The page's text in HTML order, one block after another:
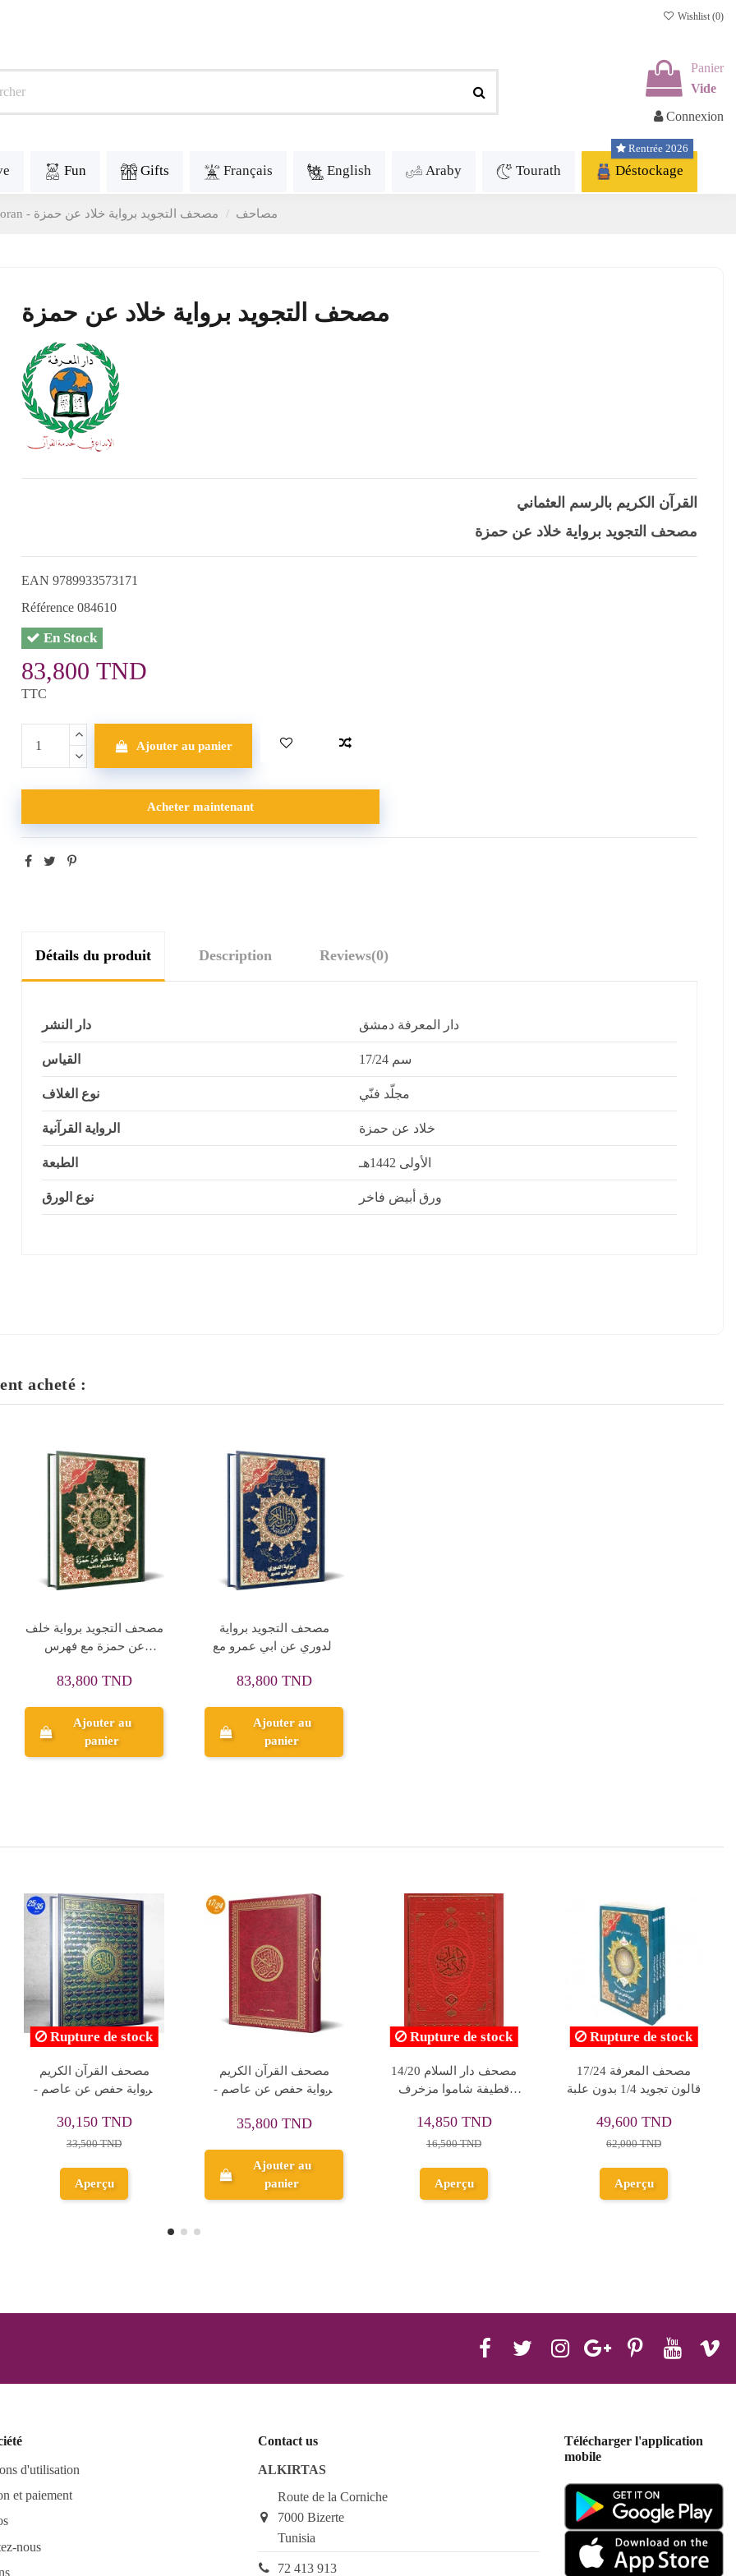
Wishlist (0)
Panier
Vide
Connexion
Fun Gifts Français English Araby Tourath Déstockage
Rentrée 2026
Coran - مصاحف مصحف التجويد برواية خلاد عن حمزة
مصحف التجويد برواية خلاد عن حمزة
القرآن الكريم بالرسم العثماني
مصحف التجويد برواية خلاد عن حمزة
EAN 9789933573171
Référence 084610
En Stock
83,800 TND
TTC
Ajouter au panier
Acheter maintenant
Détails du produit Description Reviews(0)
دار النشر دار المعرفة دمشق
القياس 17/24 سم
نوع الغلاف مجلّد فنّي
الرواية القرآنية خلاد عن حمزة
الطبعة الأولى 1442هـ
نوع الورق ورق أبيض فاخر
acheté :
مصحف التجويد برواية خلف
عن حمزة مع فهرس
83,800 TND
Ajouter au
panier
مصحف التجويد برواية
الدوري عن ابي عمرو مع
القرآن
83,800 TND
Ajouter au
panier
Rupture de stock
مصحف ابن كثير 10/14
مجلد شاموا + تفسير و بيان
4,320 TND
4,800 TND
Aperçu
Rupture de stock
مصحف الخير 10/14 سحاب
+ اساس البيان
5,850 TND
Aperçu
Rupture de stock
مصحف دار الفجر الاسلامي
برواية قالون عن نافع ورق
16,848 TND
18,720 TND
Aperçu
Rupture de stock
جزء عم برواية قالون عن
نافع مع فرائض الوضوء و
2,610 TND
2,900 TND
Aperçu
d'utilisation
et paiement
nous
Contact us
ALKIRTAS
Route de la Corniche
7000 Bizerte
Tunisia
72 413 913
Télécharger l'application
mobile